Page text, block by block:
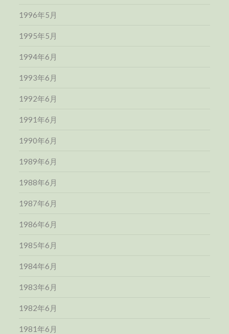
1996年5月
1995年5月
1994年6月
1993年6月
1992年6月
1991年6月
1990年6月
1989年6月
1988年6月
1987年6月
1986年6月
1985年6月
1984年6月
1983年6月
1982年6月
1981年6月